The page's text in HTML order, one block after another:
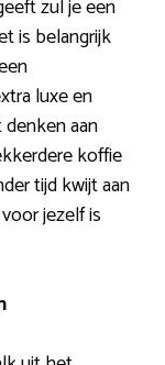
zul je een
is belangrijk
luxe en
aan
koffie
tijd kwijt aan
jezelf is